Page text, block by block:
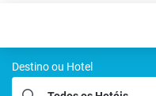
Destino ou Hotel